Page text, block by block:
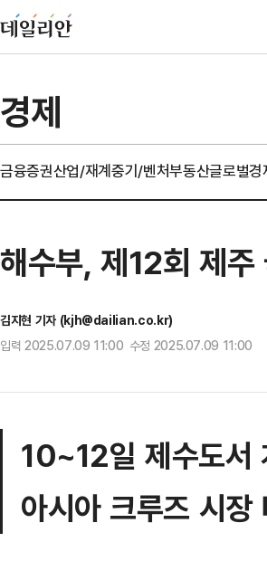
경제
금융증권산업/재계중기/벤처부동산글로벌경
해수부, 제12회 제주
김지현 기자 (kjh@dailian.co.kr)
입력 2025.07.09 11:00 수정 2025.07.09 11:00
10~12일 제수도서
아시아 크루즈 시장